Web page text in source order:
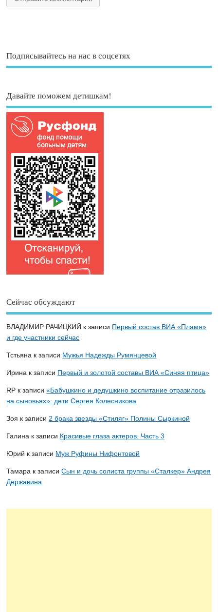
Подписывайтесь на нас в соцсетях
Давайте поможем детишкам!
Сейчас обсуждают
ВЛАДИМИР РАЧИЦКИЙ к записи Первый состав ВИА «Пламя»
и где участники сейчас
Тстьяна к записи Мужья Надежды Румянцевой
Ирина к записи Первый и золотой составы ВИА «Синяя птица»
RP к записи«Бабушкино и дедушкино воспитание отразилось
на сыновьях»: дети Сергея Колесникова
Зоя к записи2 брака звезды «Стиляг» Полины Сыркиной
Галина к записи Красивые глаза актеров. Часть 3
Юрий к записи Муж Руфины Нифонтовой
Тамара к записиСын и дочь солиста группы «Сталкер» Андрея
Державина